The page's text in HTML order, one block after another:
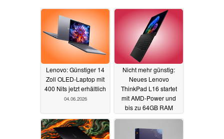
Lenovo: Günstiger 14
Zoll OLED-Laptop mit
400 Nits jetzt erhältlich
04.06.2026
Nicht mehr günstig:
Neues Lenovo
ThinkPad L16 startet
mit AMD-Power und
bis zu 64GB RAM
03.06.2026